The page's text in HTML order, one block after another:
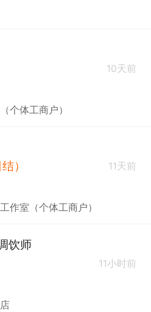
10天前
个体工商户）
）
11天前
作室（个体工商户）
饮师
11小时前